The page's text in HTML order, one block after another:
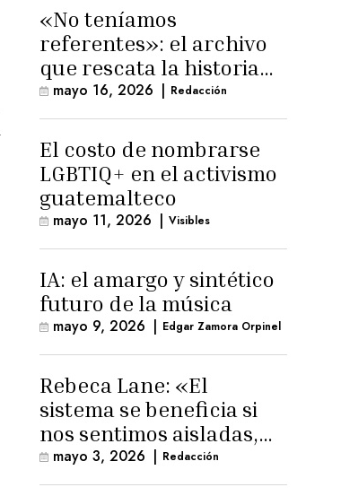
«No teníamos
referentes»: el archivo
que rescata la historia
trans masculina en
Latinoamérica
mayo 16, 2026 | Redacción
El costo de nombrarse
LGBTIQ+ en el activismo
guatemalteco
mayo 11, 2026 | Visibles
IA: el amargo y sintético
futuro de la música
mayo 9, 2026 | Edgar Zamora Orpinel
Rebeca Lane: «El
sistema se beneficia si
nos sentimos aisladas,
sin esperanza o espacio
para la ternura»
mayo 3, 2026 | Redacción